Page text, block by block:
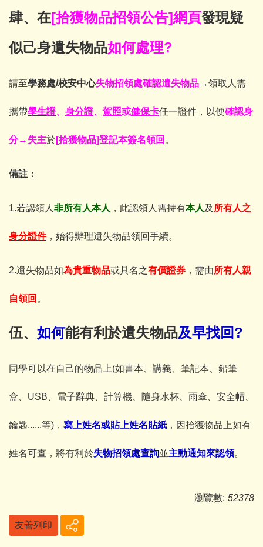
肆、在[拾獲物品招領公告]網頁發現疑
似己身遺失物品如何處理?
請至學務處/校安中心失物招領處確認遺失物品→領取人需
攜帶學生證、 身分證、駕照或健保卡任一證件，以便確認身
分→ 失主於[拾獲物品]登記本簽名領回 。
備註：
1.若認領人 非所有人本人 ，此認領人需持有本人 及 所有人之
身分證件，始得辦理遺失物品領回手續。
2.遺失物品如為貴重物品或具名之有價證券 ，需由所有人親
自領回 。
伍、 如何能有利於遺失物品及早找回?
同學可以在自己的物品上(如書本、講義、筆記本、鉛筆
盒、 USB 、電子辭典、計算機、隨身水杯、雨傘、安全帽、
鑰匙......等) ，寫上姓名或貼上姓名貼紙 ，因拾獲物品上如有
姓名可查，將有利於失物招領處查詢並主動通知來認領。
瀏覽數: 52378
友善列印